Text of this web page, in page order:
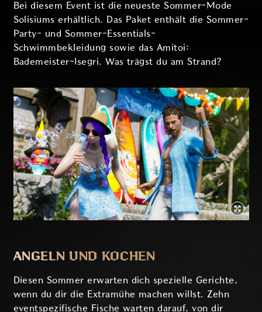
Bei diesem Event ist die neueste Sommer-Mode
Solisiums erhältlich. Das Paket enthält die Sommer-
Party- und Sommer-Essentials-
Schwimmbekleidung sowie das Amitoi:
Bademeister-Isegri. Was trägst du am Strand?
ANGELN UND KOCHEN
Diesen Sommer erwarten dich spezielle Gerichte,
wenn du dir die Extramühe machen willst. Zehn
eventspezifische Fische warten darauf, von dir